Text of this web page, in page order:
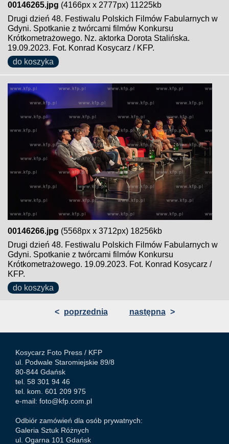
00146265.jpg (4166px x 2777px) 11225kb
Drugi dzień 48. Festiwalu Polskich Filmów Fabularnych w
Gdyni. Spotkanie z twórcami filmów Konkursu
Krótkometrażowego. Nz. aktorka Dorota Stalińska.
19.09.2023. Fot. Konrad Kosycarz / KFP.
do koszyka
00146266.jpg (5568px x 3712px) 18256kb
Drugi dzień 48. Festiwalu Polskich Filmów Fabularnych w
Gdyni. Spotkanie z twórcami filmów Konkursu
Krótkometrażowego. 19.09.2023. Fot. Konrad Kosycarz /
KFP.
do koszyka
< poprzednia następna >
Kosycarz Foto Press / KFP
ul. Podwale Staromiejskie 89/8
80-844 Gdańsk
tel. 58 301 94 46
tel. kom. 601 209 975
e-mail: foto@kfp.com.pl
Odbiór zamówień dla osób prywatnych:
Galeria Sztuk Różnych
ul. Ogarna 101 Gdańsk